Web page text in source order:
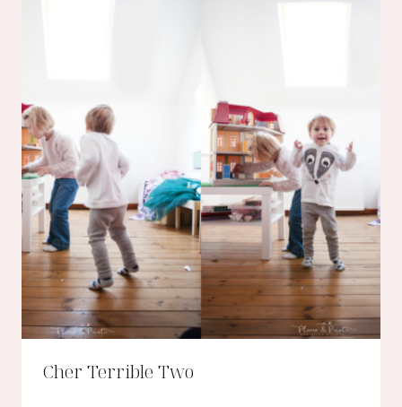
Cher Terrible Two